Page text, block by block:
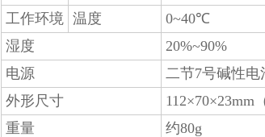
工作环境 温度
0~40℃
湿度
20%~90%
电源
二节7号碱性电
外形尺寸
112×70×23mm
重量
约80g